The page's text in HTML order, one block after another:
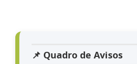
📌 Quadro de Avisos